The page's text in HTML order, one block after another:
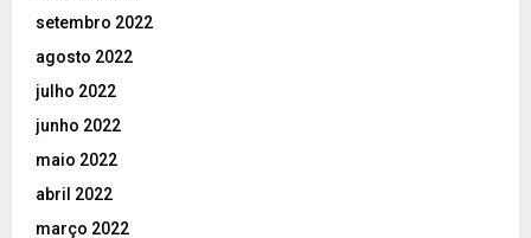
setembro 2022
agosto 2022
julho 2022
junho 2022
maio 2022
abril 2022
março 2022